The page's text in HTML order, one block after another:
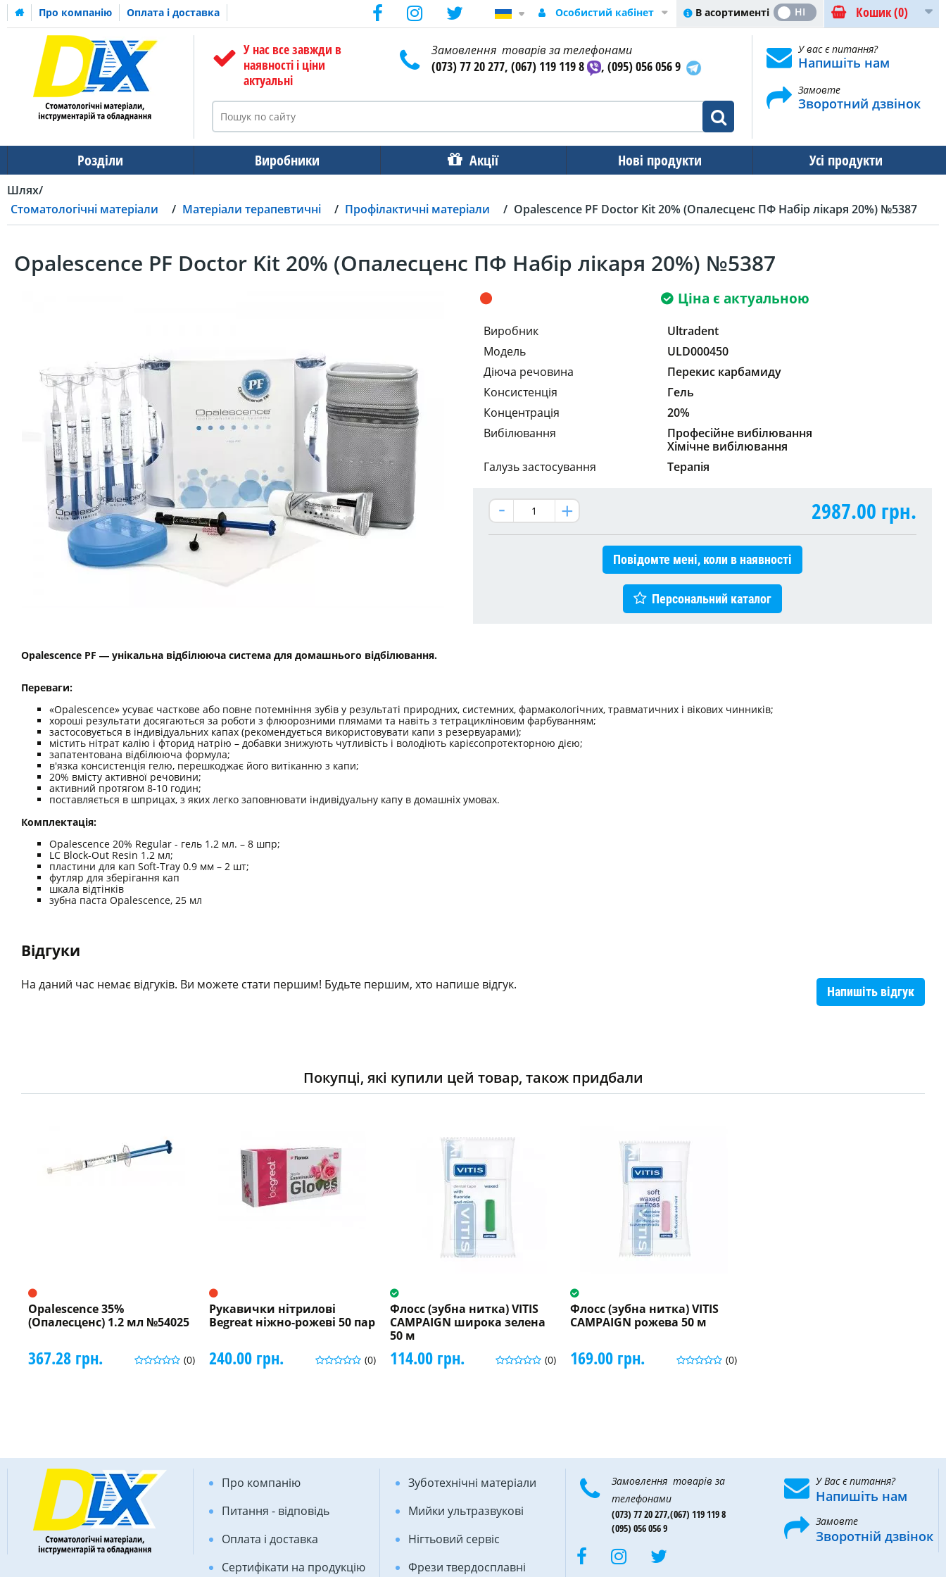
Про компанію Оплата і доставка Кошик(0)
В асортименті
ТАК НІ
Особистий кабінет
У нас все завжди в
наявності і ціни
актуальні
Замовлення товарів за телефонами
(073) 77 20 277, (067) 119 119 8 , (095) 056 056 9
У вас є питання?
Напишіть нам
Замовте
Зворотний дзвінок
Розділи Виробники Акції Нові продукти Усі продукти
Шлях
Стоматологічні матеріали
Матеріали терапевтичні Профілактичні матеріали Opalescence PF Doctor Kit 20% (Опалесценс ПФ Набір лікаря 20%) №5387
Opalescence PF Doctor Kit 20% (Опалесценс ПФ Набір лікаря 20%) №5387
Ціна є актуальною
Виробник
Ultradent
Модель
ULD000450
Діюча речовина
Перекис карбамиду
Консистенція
Гель
Концентрація
20%
Вибілювання
Професійне вибілювання
Хімічне вибілювання
Галузь застосування
Терапія
2987.00 грн.
Повідомте мені, коли в наявності
Персональний каталог
Opalescence PF ― унікальна відбілююча система для домашнього відбілювання.
Переваги:
«Opalescence» усуває часткове або повне потемніння зубів у результаті природних, системних, фармакологічних, травматичних і вікових чинників;
хороші результати досягаються за роботи з флюорозними плямами та навіть з тетрацикліновим фарбуванням;
застосовується в індивідуальних капах (рекомендується використовувати капи з резервуарами);
містить нітрат калію і фторид натрію – добавки знижують чутливість і володіють карієсопротекторною дією;
запатентована відбілююча формула;
в'язка консистенція гелю, перешкоджає його витіканню з капи;
20% вмісту активної речовини;
активний протягом 8-10 годин;
поставляється в шприцах, з яких легко заповнювати індивідуальну капу в домашніх умовах.
Комплектація:
Opalescence 20% Regular - гель 1.2 мл. – 8 шпр;
LC Bloсk-Out Resin 1.2 мл;
пластини для кап Soft-Tray 0.9 мм – 2 шт;
футляр для зберігання кап
шкала відтінків
зубна паста Opalescence, 25 мл
Відгуки
Напишіть відгук
На даний час немає відгуків. Ви можете стати першим! Будьте першим, хто напише відгук.
Покупці, які купили цей товар, також придбали
Opalescence 35%
(Опалесценс) 1.2 мл №54025
(0)
367.28 грн.
Рукавички нітрилові
Begreat ніжно-рожеві 50 пар
(0)
240.00 грн.
Флосс (зубна нитка) VITIS
CAMPAIGN широка зелена
50 м
(0)
114.00 грн.
Флосс (зубна нитка) VITIS
CAMPAIGN рожева 50 м
(0)
169.00 грн.
Про компанію
Питання - відповідь
Оплата і доставка
Сертифікати на продукцію
Зуботехнічні матеріали
Мийки ультразвукові
Нігтьовий сервіс
Фрези твердосплавні
Замовлення товарів за
телефонами
(073) 77 20 277,(067) 119 119 8
(095) 056 056 9
У Вас є питання?
Напишіть нам
Замовте
Зворотній дзвінок